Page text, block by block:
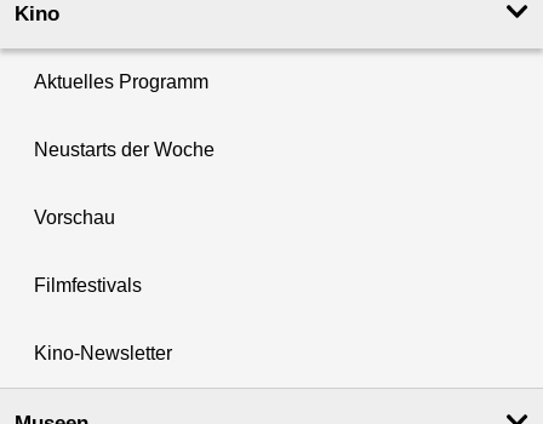
Kino
Aktuelles Programm
Neustarts der Woche
Vorschau
Filmfestivals
Kino-Newsletter